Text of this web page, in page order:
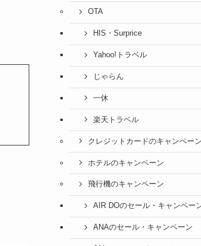
OTA
HIS・Surprice
Yahoo!トラベル
じゃらん
一休
楽天トラベル
クレジットカードのキャンペーン
ホテルのキャンペーン
飛行機のキャンペーン
AIR DOのセール・キャンペー
ANAのセール・キャンペーン